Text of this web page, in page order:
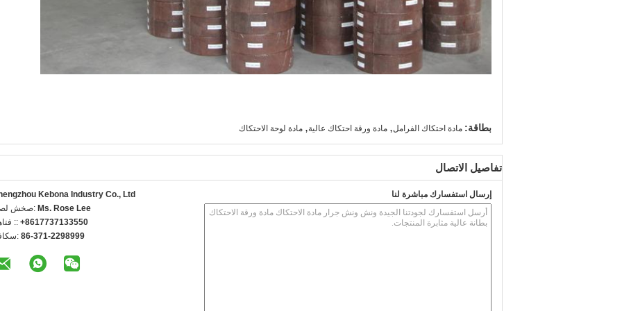
بطاقة: مادة احتكاك الفرامل, مادة ورقة احتكاك عالية, مادة لوحة الاحتكاك
تفاصيل الاتصال
Kebona Industry Co., Ltd
اتصل Ms. Rose Lee
+8617737133550
86-371-2298999
إرسال استفسارك مباشرة لنا